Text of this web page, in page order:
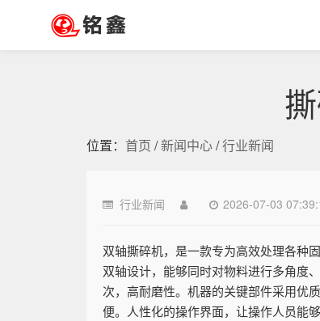
位置： 首页 /新闻中心/行业新闻
行业新闻 2026-07-03
双轴撕碎机，是一款专为高效处理各种
双轴设计，能够同时对物料进行多角度
次，高耐磨性。机器的关键部件采用优
便。人性化的操作界面，让操作人员能